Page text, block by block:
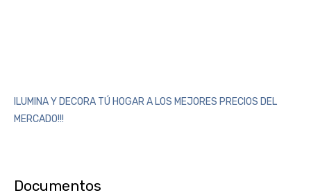
ILUMINA Y DECORA TÚ HOGAR A LOS MEJORES PRECIOS DEL
MERCADO!!!
Documentos